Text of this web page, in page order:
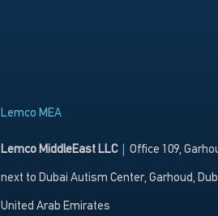
Lemco MEA
Lemco MiddleEast LLC Office 109,
next to Dubai Autism Center, Garhoud,
United Arab Emirates